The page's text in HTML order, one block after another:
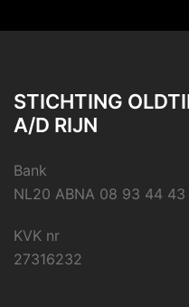
STICHTING
A/D RIJN
Bank
NL20 ABNA 08 93 44 43
KVK nr
27316232